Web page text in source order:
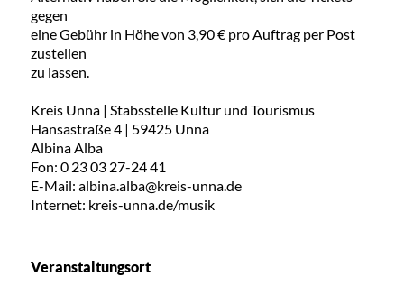
gegen
eine Gebühr in Höhe von 3,90 € pro Auftrag per Post
zustellen
zu lassen.
Kreis Unna | Stabsstelle Kultur und Tourismus
Hansastraße 4 | 59425 Unna
Albina Alba
Fon: 0 23 03 27-24 41
E-Mail: albina.alba@kreis-unna.de
Internet: kreis-unna.de/musik
Veranstaltungsort